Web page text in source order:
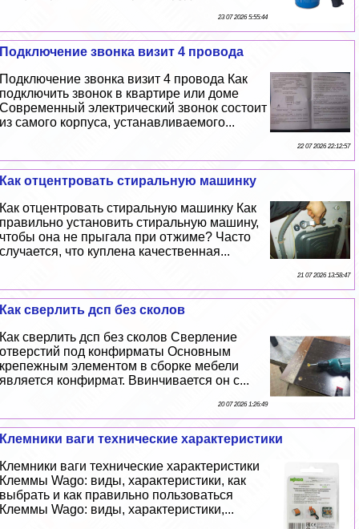
23 07 2026 5:55:44
Подключение звонка визит 4 провода
Подключение звонка визит 4 провода Как
подключить звонок в квартире или доме
Современный электрический звонок состоит
из самого корпуса, устанавливаемого...
22 07 2026 22:12:57
Как отцентровать стиральную машинку
Как отцентровать стиральную машинку Как
правильно установить стиральную машину,
чтобы она не прыгала при отжиме? Часто
случается, что куплена качественная...
21 07 2026 13:58:47
Как сверлить дсп без сколов
Как сверлить дсп без сколов Сверление
отверстий под конфирматы Основным
крепежным элементом в сборке мебели
является конфирмат. Ввинчивается он с...
20 07 2026 1:26:49
Клемники ваги технические хаpaктеристики
Клемники ваги технические хаpaктеристики
Клеммы Wago: виды, хаpaктеристики, как
выбрать и как правильно пользоваться
Клеммы Wago: виды, хаpaктеристики,...